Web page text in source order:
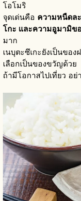
โอโมริ
จุดเด่นคือ ความหนืดล
โกะ และความอูมามิข
มาก
เนบุตะซึเกะยังเป็นขอ
เลือกเป็นของขวัญด้วย
ถ้ามีโอกาสไปเที่ยว อ